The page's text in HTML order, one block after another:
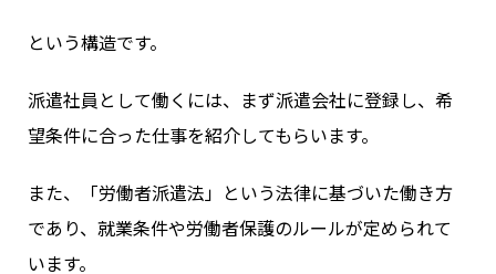
という構造です。
派遣社員として働くには、まず派遣会社に登録し、希
望条件に合った仕事を紹介してもらいます。
また、「労働者派遣法」という法律に基づいた働き方
であり、就業条件や労働者保護のルールが定められて
います。